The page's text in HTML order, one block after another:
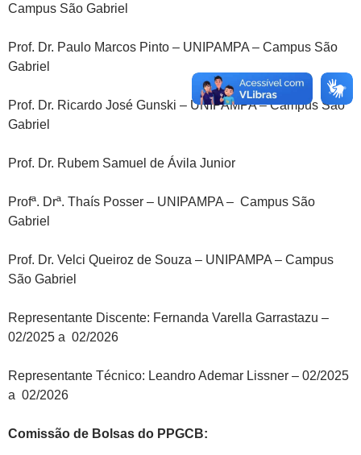
Campus São Gabriel
Prof. Dr. Paulo Marcos Pinto – UNIPAMPA – Campus São
Gabriel
Prof. Dr. Ricardo José Gunski – UNIPAMPA – Campus São
Gabriel
Prof. Dr. Rubem Samuel de Ávila Junior
Profª. Drª. Thaís Posser – UNIPAMPA – Campus São
Gabriel
Prof. Dr. Velci Queiroz de Souza – UNIPAMPA – Campus
São Gabriel
Representante Discente: Fernanda Varella Garrastazu –
02/2025 a 02/2026
Representante Técnico: Leandro Ademar Lissner – 02/2025
a 02/2026
Comissão de Bolsas do PPGCB: